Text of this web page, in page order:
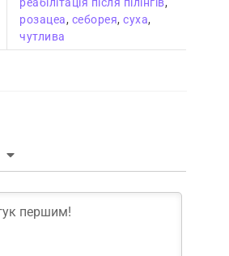
розацеа, себорея,суха,
чутлива